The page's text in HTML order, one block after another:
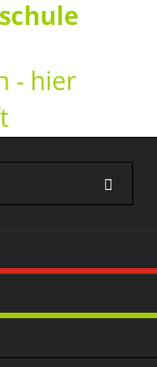
- hier